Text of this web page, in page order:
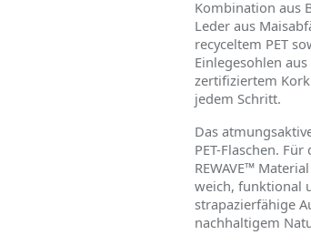
Kombination aus
Leder aus
recyceltem PET
Einlegesohlen
zertifiziertem
jedem Schritt.
Das
PET-Flaschen.
REWAVE™
weich, funktional
strapazierfähige
nachhaltigem